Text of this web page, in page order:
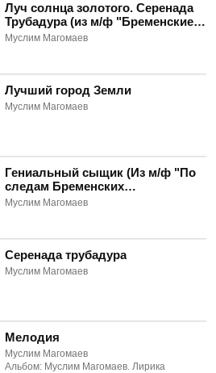
Луч солнца золотого. Серенада
Трубадура (из м/ф "Бременские
музыканты")
Муслим Магомаев
Лучший город Земли
Муслим Магомаев
Гениальный сыщик (Из м/ф "По
следам Бременских
музыкантов")
Муслим Магомаев
Серенада трубадура
Муслим Магомаев
Мелодия
Муслим Магомаев
Альбом: Муслим Магомаев. Лирика